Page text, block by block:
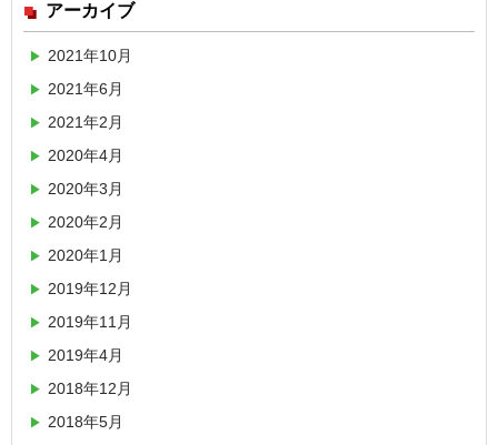
アーカイブ
2021年10月
2021年6月
2021年2月
2020年4月
2020年3月
2020年2月
2020年1月
2019年12月
2019年11月
2019年4月
2018年12月
2018年5月